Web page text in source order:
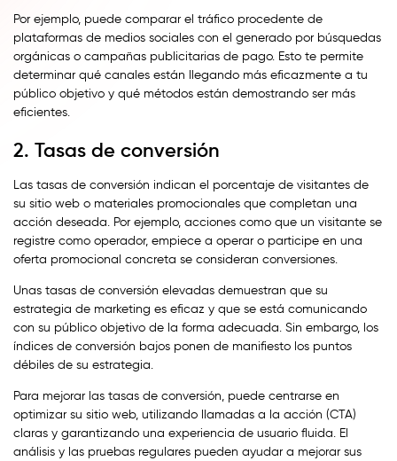
Por ejemplo, puede comparar el tráfico procedente de
plataformas de medios sociales con el generado por búsquedas
orgánicas o campañas publicitarias de pago. Esto te permite
determinar qué canales están llegando más eficazmente a tu
público objetivo y qué métodos están demostrando ser más
eficientes.
2. Tasas de conversión
Las tasas de conversión indican el porcentaje de visitantes de
su sitio web o materiales promocionales que completan una
acción deseada. Por ejemplo, acciones como que un visitante se
registre como operador, empiece a operar o participe en una
oferta promocional concreta se consideran conversiones.
Unas tasas de conversión elevadas demuestran que su
estrategia de marketing es eficaz y que se está comunicando
con su público objetivo de la forma adecuada. Sin embargo, los
índices de conversión bajos ponen de manifiesto los puntos
débiles de su estrategia.
Para mejorar las tasas de conversión, puede centrarse en
optimizar su sitio web, utilizando llamadas a la acción (CTA)
claras y garantizando una experiencia de usuario fluida. El
análisis y las pruebas regulares pueden ayudar a mejorar sus